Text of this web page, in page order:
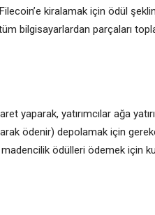
kiralamak için ödül
bilgisayarlardan parçaları
yaparak, yatırımcılar ağa
ödenir) depolamak için
ödülleri ödemek için